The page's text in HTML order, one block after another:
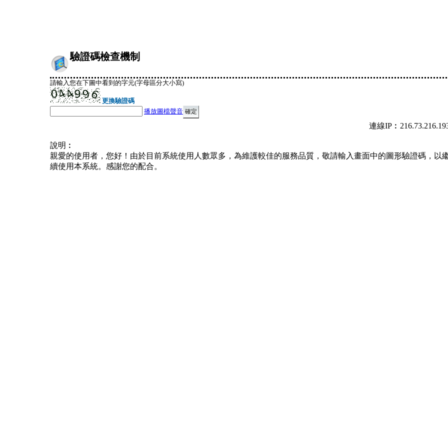
驗證碼檢查機制
請輸入您在下圖中看到的字元(字母區分大小寫)
更換驗證碼
播放圖檔聲音
連線
說明︰
親愛的使用者，您好！由於目前系統使用人數眾多，為維護較佳的服務品質，敬請輸入畫面中的圖形驗證碼，以
續使用本系統。感謝您的配合。